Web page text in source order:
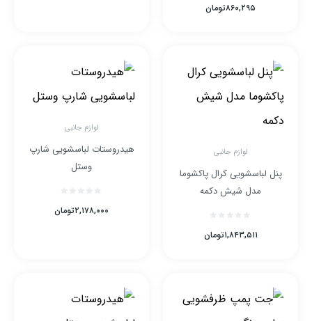
تومان۸۶۰,۲۹۵
لوازم جانبی
پنل لباسشویی کرال پاکشوما
مدل شیش دکمه
تومان۱,۸۴۳,۵۱۱
لوازم جانبی
هیدروستات لباسشویی شارپ
وستل
تومان۲,۱۷۸,۰۰۰